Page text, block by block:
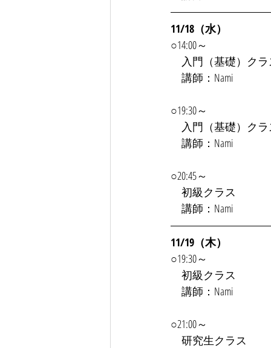
11/18（水）
○14:00～
入門（基礎）クラ
講師：Nami
○19:30～
入門（基礎）クラ
講師：Nami
○20:45～
初級クラス
講師：Nami
11/19（木）
○19:30～
初級クラス
講師：Nami
○21:00～
研究生クラス